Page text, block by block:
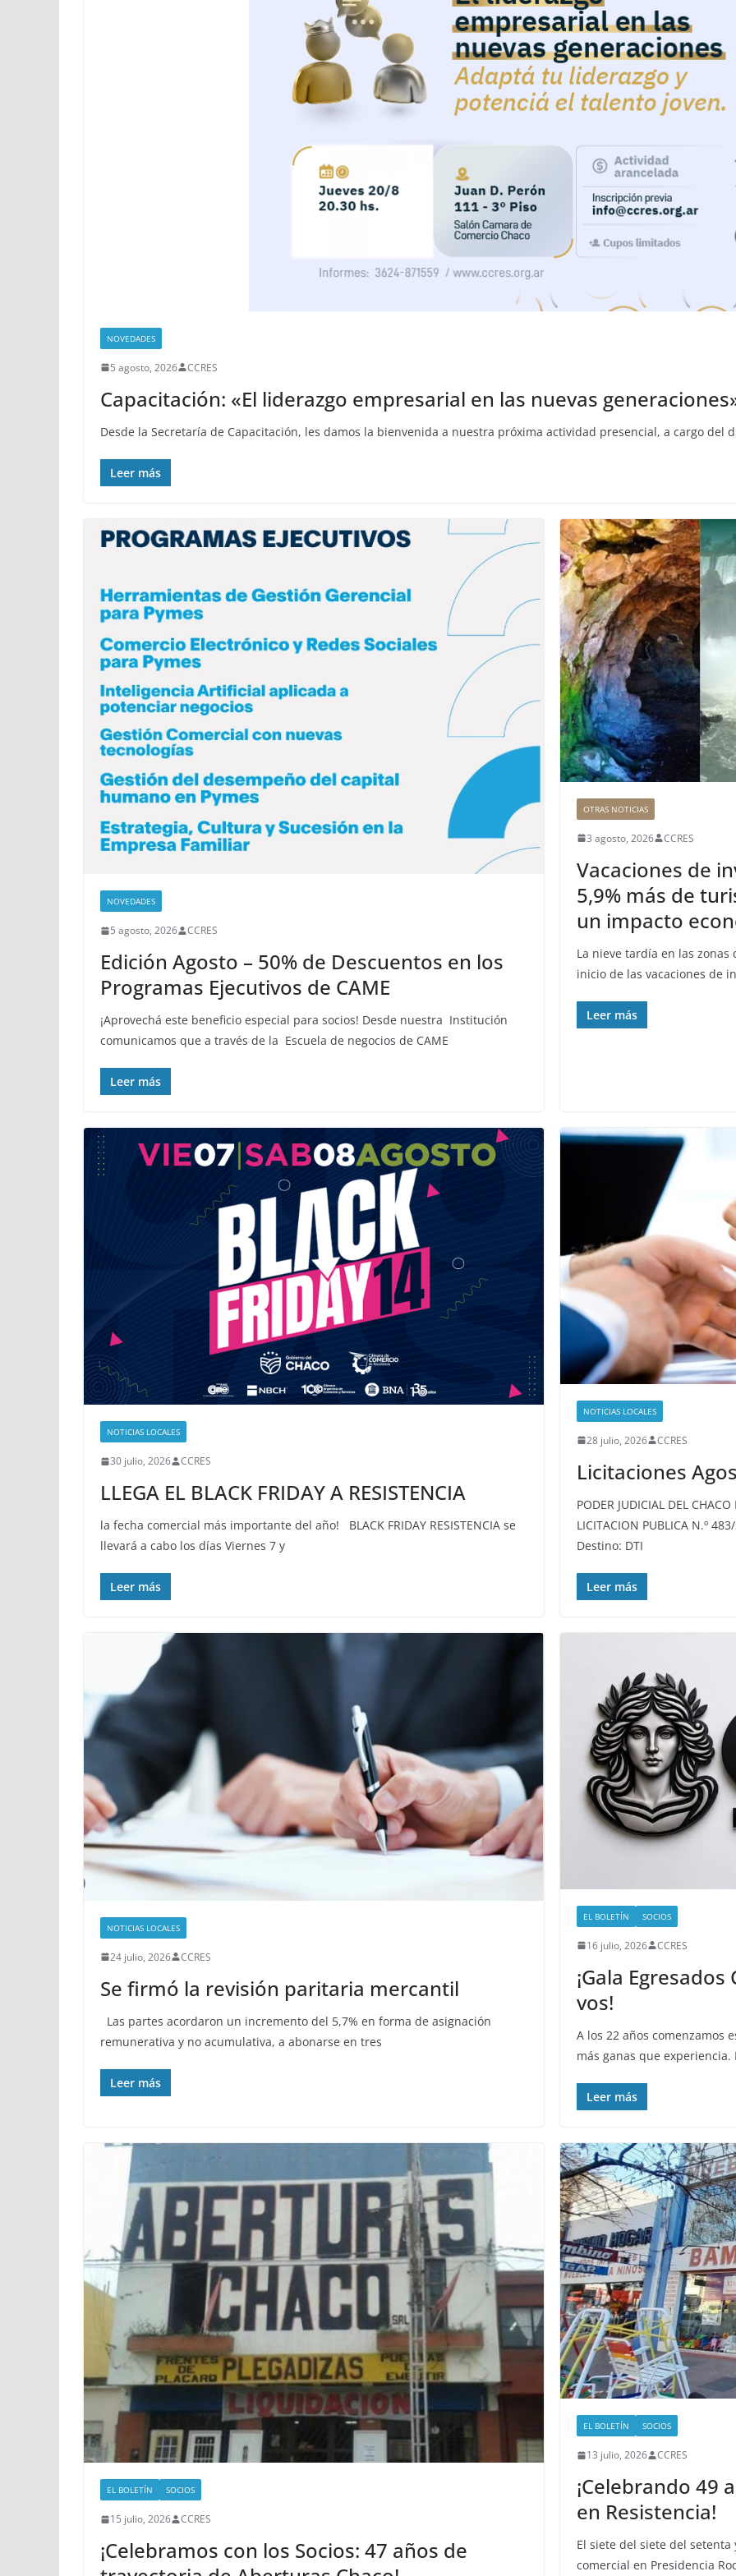
NOVEDADES
5 agosto, 2026 CCRES
Capacitación: «El liderazgo empresarial en las nuevas
Desde la Secretaría de Capacitación, les damos la bienvenida a nuestra próxima actividad presencial, a cargo del
Leer más
NOVEDADES
5 agosto, 2026 CCRES
Edición Agosto – 50% de Descuentos en los
Programas Ejecutivos de CAME
¡Aprovechá este beneficio especial para socios! Desde nuestra Institución
comunicamos que a través de la Escuela de negocios de CAME
Leer más
OTRAS NOTICIAS
3 agosto, 2026 CCRES
Vacaciones de
5,9% más de
un impacto
La nieve tardía en las
inicio de las vacaciones de
Leer más
NOTICIAS LOCALES
30 julio, 2026 CCRES
LLEGA EL BLACK FRIDAY A RESISTENCIA
la fecha comercial más importante del año! BLACK FRIDAY RESISTENCIA se
llevará a cabo los días Viernes 7 y
Leer más
NOTICIAS LOCALES
28 julio, 2026 CCRES
Licitaciones
PODER JUDICIAL DEL
LICITACION PUBLICA N.º
Destino: DTI
Leer más
NOTICIAS LOCALES
24 julio, 2026 CCRES
Se firmó la revisión paritaria mercantil
Las partes acordaron un incremento del 5,7% en forma de asignación
remunerativa y no acumulativa, a abonarse en tres
Leer más
EL BOLETÍN SOCIOS
16 julio, 2026 CCRES
¡Gala
vos!
A los 22 años comenzamos
más ganas que experiencia.
Leer más
EL BOLETÍN SOCIOS
15 julio, 2026 CCRES
¡Celebramos con los Socios: 47 años de
EL BOLETÍN SOCIOS
13 julio, 2026 CCRES
¡Celebrando 49
en Resistencia!
El siete del siete del
comercial en Presidencia